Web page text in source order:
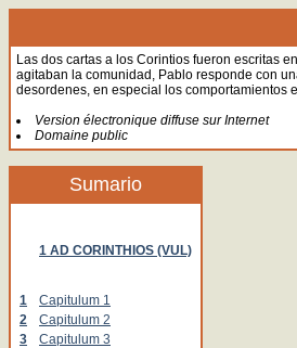
Las dos cartas a los Corintios fueron escritas
agitaban la comunidad, Pablo responde con
desordenes, en especial los comportamientos
Version électronique diffuse sur Internet
Domaine public
Sumario
1 AD CORINTHIOS (VUL)
1
Capitulum 1
2
Capitulum 2
3
Capitulum 3